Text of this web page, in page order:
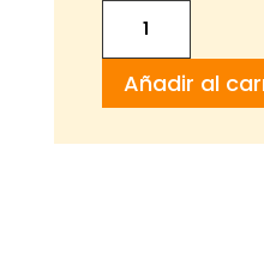
MUSSAKA
GRATINADA
cantidad
Añadir al